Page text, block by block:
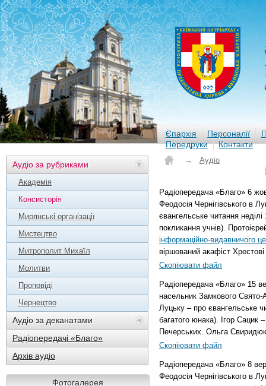
Єпархія Персоналії
Передруки
Контакти
Аудіо за рубриками
Академія
Консисторія
Мирянські організації
Мистецтво
Митрополит Михаїл
Молитви
Проповіді
Чернецтво
Аудіо за деканатами
Радіопередачі «Благо»
Архів аудіо
Фотогалерея
→ Аудіо
Радіопередача «Благо» 6
Феодосія Чернігівського в
євангельське читання
покликання учнів).
інформаційно-видавничого
віршований акафіст
Скопіювати файл
Радіопередача «Благо» 15
насельник Замкового Свято-
Луцьку – про євангельське
багатого юнака). Ігор Сацик
Печерських. Ольга
Скопіювати файл
Радіопередача «Благо» 8
Феодосія Чернігівського в